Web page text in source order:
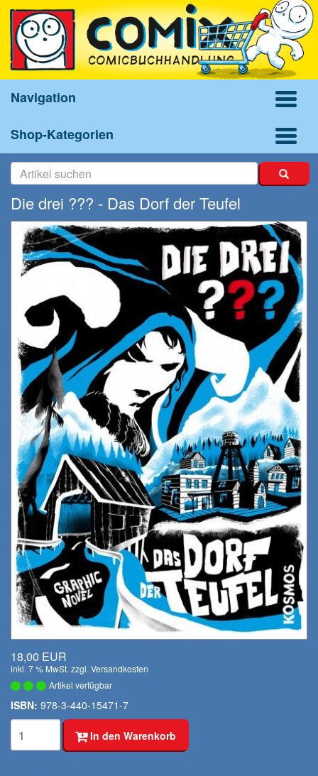
Navigation
Shop-Kategorien
Die drei ??? - Das Dorf der Teufel
18,00 EUR
inkl. 7 % MwSt. zzgl. Versandkosten
Artikel verfügbar
ISBN: 978-3-440-15471-7
In den Warenkorb